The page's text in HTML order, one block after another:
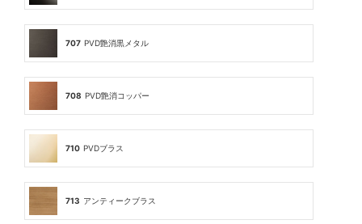
707 PVD艶消黒メタル
708 PVD艶消コッパー
710 PVDブラス
713 アンティークブラス